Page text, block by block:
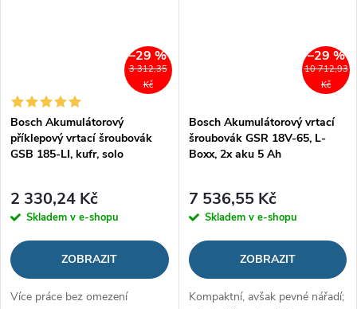
3 312,35
Kč
–29 %
Bosch Akumulátorový
příklepový vrtací šroubovák
GSB 185-LI, kufr, solo
2 330,24 Kč
Skladem v e-shopu
ZOBRAZIT
Více práce bez omezení
10 712,93
Kč
–29 %
Bosch Akumulátorový vrtací
šroubovák GSR 18V-65, L-
Boxx, 2x aku 5 Ah
7 536,55 Kč
Skladem v e-shopu
ZOBRAZIT
Kompaktní, avšak pevné nářadí;